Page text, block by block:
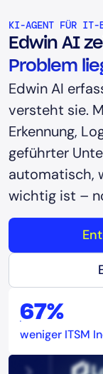
KI-AGENT FÜR IT-
Edwin AI
Problem
Edwin AI
versteht sie.
Erkennung,
geführter
automatisch,
wichtig ist –
67%
weniger ITSM